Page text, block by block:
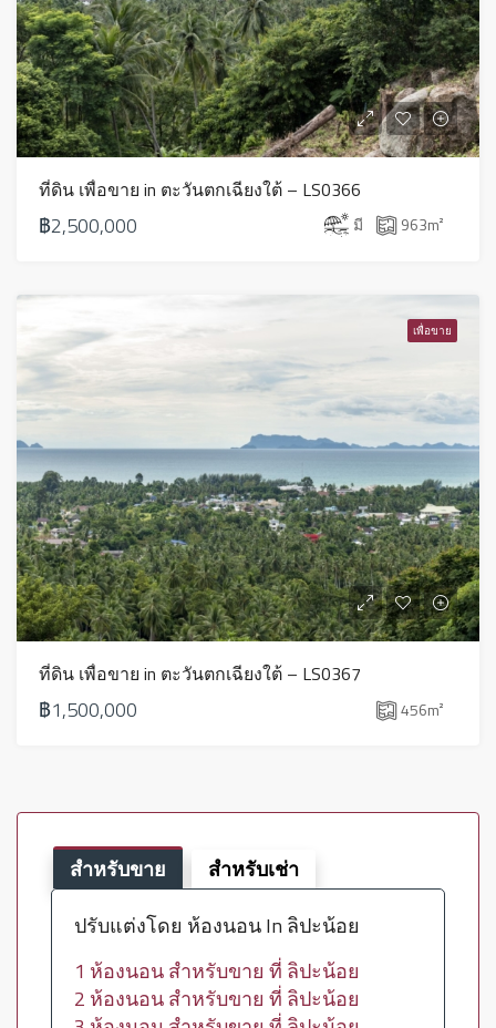
ที่ดิน เพื่อขาย in ตะวันตกเฉียงใต้ – LS0366
฿2,500,000 มี 963m²
เพื่อขาย
ที่ดิน เพื่อขาย in ตะวันตกเฉียงใต้ – LS0367
฿1,500,000 456m²
สำหรับขาย
สำหรับเช่า
ปรับแต่งโดย ห้องนอน In ลิปะน้อย
1 ห้องนอน สำหรับขาย ที่ ลิปะน้อย
2 ห้องนอน สำหรับขาย ที่ ลิปะน้อย